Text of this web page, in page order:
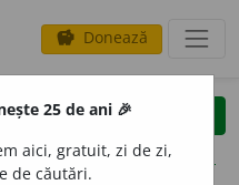
savings Donează
clear
opțiuni
25 de ani 🎉
aici, gratuit, zi de zi,
de căutări.